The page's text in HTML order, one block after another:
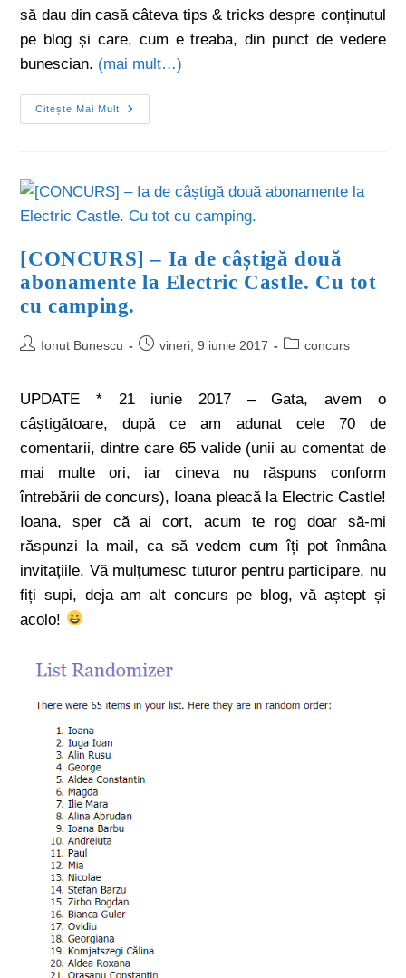
să dau din casă câteva tips & tricks despre conținutul
pe blog și care, cum e treaba, din punct de vedere
bunescian. (mai mult…)
Citește Mai Mult
[CONCURS] – Ia de câștigă două
abonamente la Electric Castle. Cu tot
cu camping.
Ionut Bunescu vineri, 9 iunie 2017 concurs
UPDATE * 21 iunie 2017 – Gata, avem o
câștigătoare, după ce am adunat cele 70 de
comentarii, dintre care 65 valide (unii au comentat de
mai multe ori, iar cineva nu răspuns conform
întrebării de concurs), Ioana pleacă la Electric Castle!
Ioana, sper că ai cort, acum te rog doar să-mi
răspunzi la mail, ca să vedem cum îți pot înmâna
invitațiile. Vă mulțumesc tuturor pentru participare, nu
fiți supi, deja am alt concurs pe blog, vă aștept și
acolo!